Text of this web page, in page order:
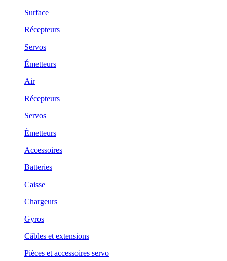
Surface
Récepteurs
Servos
Émetteurs
Air
Récepteurs
Servos
Émetteurs
Accessoires
Batteries
Caisse
Chargeurs
Gyros
Câbles et extensions
Pièces et accessoires servo